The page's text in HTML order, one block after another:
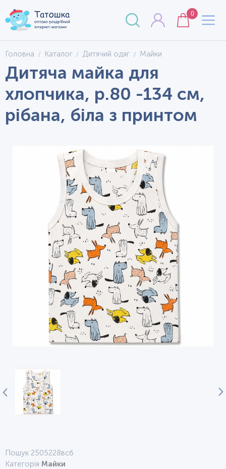
0
Головна Каталог Дитячий одяг Майки
Дитяча майка для
хлопчика, р.80 -134 см,
рібана, біла з принтом
Пошук 2505228всб
Категорія Майки